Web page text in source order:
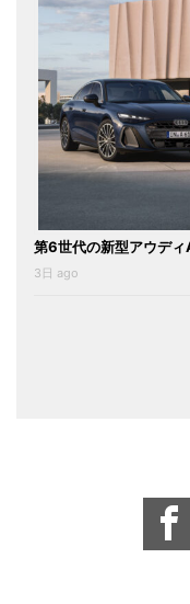
第6世代の新型アウデ
3日 ago